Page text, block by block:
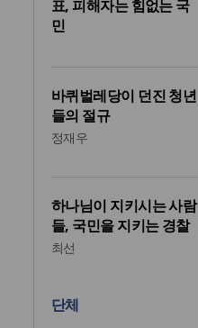
표, 피해자는 힘없는 국
민
바퀴벌레당이 던진 청년
들의 절규
정재우
하나님이 지키시는 사람
들, 국민을 지키는 경찰
최선
단체